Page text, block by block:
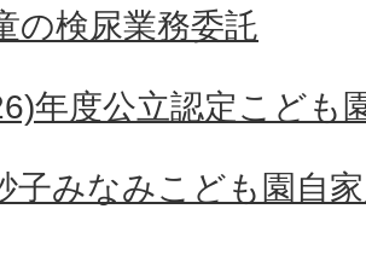
の検尿業務委託
年度公立認定こども
子みなみこども園自